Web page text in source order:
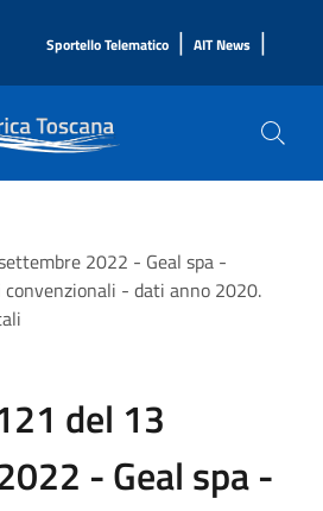
Sportello Telematico | AIT News |
2022 - Geal spa -
- dati anno 2020.
del 13
- Geal spa -